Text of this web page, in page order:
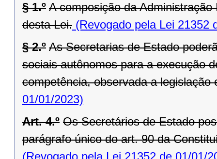
§ 1.º A composição da
desta Lei. (Revogado pela Lei 21352
§ 2.º As Secretarias de Estado
sociais autônomos para a execução
competência, observada a legislação
01/01/2023)
Art. 4.º Os Secretários de Estado
parágrafo único do art. 90 da